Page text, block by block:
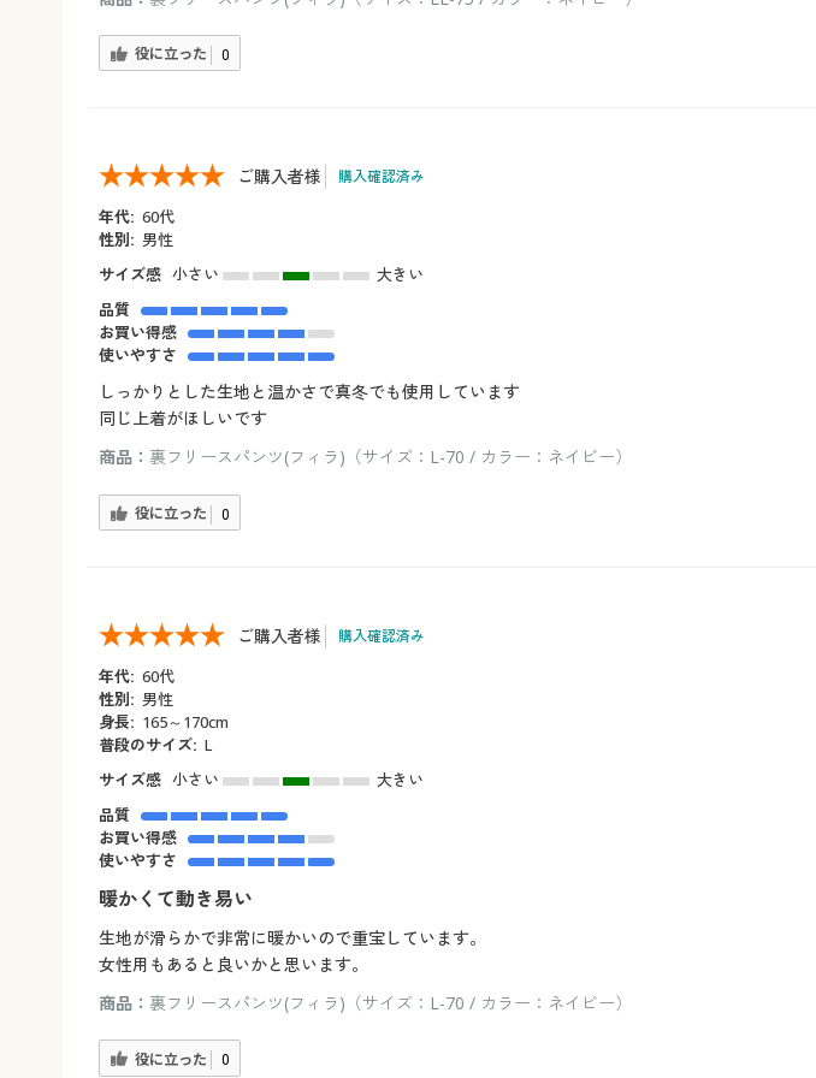
役に立った 0
ご購入者様 購入確認済み
年代: 60代
性別: 男性
サイズ感 小さい
大きい
品質
お買い得感
使いやすさ
しっかりとした生地と温かさで真冬でも使用しています
同じ上着がほしいです
商品： 裏フリースパンツ(フィラ)（サイズ：L-70 / カラー：ネイビー）
役に立った 0
ご購入者様 購入確認済み
年代: 60代
性別: 男性
身長: 165～170cm
普段のサイズ: L
サイズ感 小さい
大きい
品質
お買い得感
使いやすさ
暖かくて動き易い
生地が滑らかで非常に暖かいので重宝しています。
女性用もあると良いかと思います。
商品： 裏フリースパンツ(フィラ)（サイズ：L-70 / カラー：ネイビー）
役に立った 0